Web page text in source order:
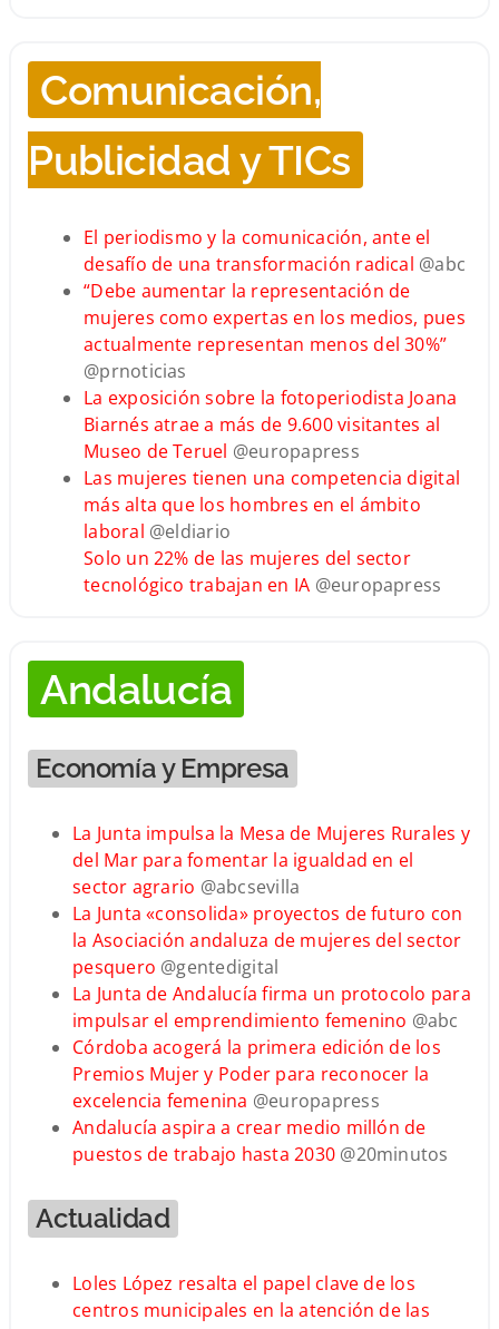
Comunicación,
Publicidad y TICs
El periodismo y la comunicación, ante el
desafío de una transformación radical @abc
“Debe aumentar la representación de
mujeres como expertas en los medios, pues
actualmente representan menos del 30%”
@prnoticias
La exposición sobre la fotoperiodista Joana
Biarnés atrae a más de 9.600 visitantes al
Museo de Teruel @europapress
Las mujeres tienen una competencia digital
más alta que los hombres en el ámbito
laboral @eldiario
Solo un 22% de las mujeres del sector
tecnológico trabajan en IA @europapress
Andalucía
Economía y Empresa
La Junta impulsa la Mesa de Mujeres Rurales y
del Mar para fomentar la igualdad en el
sector agrario @abcsevilla
La Junta «consolida» proyectos de futuro con
la Asociación andaluza de mujeres del sector
pesquero @gentedigital
La Junta de Andalucía firma un protocolo para
impulsar el emprendimiento femenino @abc
Córdoba acogerá la primera edición de los
Premios Mujer y Poder para reconocer la
excelencia femenina @europapress
Andalucía aspira a crear medio millón de
puestos de trabajo hasta 2030 @20minutos
Actualidad
Loles López resalta el papel clave de los
centros municipales en la atención de las